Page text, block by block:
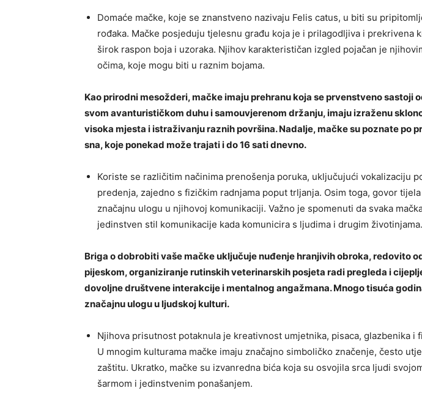
Domaće mačke, koje se znanstveno nazivaju Felis catus, u biti su
rođaka. Mačke posjeduju tjelesnu građu koja je i prilagodljiva i prekrivena
širok raspon boja i uzoraka. Njihov karakterističan izgled pojačan je
očima, koje mogu biti u raznim bojama.
Kao prirodni mesožderi, mačke imaju prehranu koja se prvenstveno sastoji
svom avanturističkom duhu i samouvjerenom držanju, imaju izraženu
visoka mjesta i istraživanju raznih površina. Nadalje, mačke su poznate po
sna, koje ponekad može trajati i do 16 sati dnevno.
Koriste se različitim načinima prenošenja poruka, uključujući vokalizaciju
predenja, zajedno s fizičkim radnjama poput trljanja. Osim toga, govor
značajnu ulogu u njihovoj komunikaciji. Važno je spomenuti da svaka
jedinstven stil komunikacije kada komunicira s ljudima i drugim životinjama.
Briga o dobrobiti vaše mačke uključuje nuđenje hranjivih obroka, redovito
pijeskom, organiziranje rutinskih veterinarskih posjeta radi pregleda i
dovoljne društvene interakcije i mentalnog angažmana. Mnogo tisuća
značajnu ulogu u ljudskoj kulturi.
Njihova prisutnost potaknula je kreativnost umjetnika, pisaca, glazbenika i
U mnogim kulturama mačke imaju značajno simboličko značenje, često
zaštitu. Ukratko, mačke su izvanredna bića koja su osvojila srca ljudi
šarmom i jedinstvenim ponašanjem.